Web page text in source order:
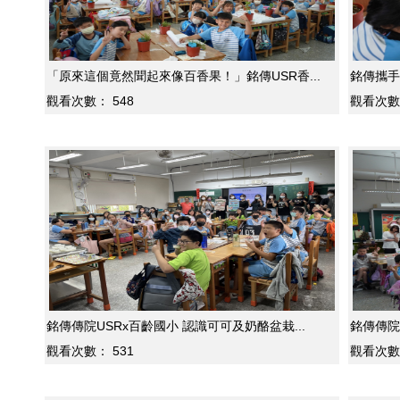
「原來這個竟然聞起來像百香果！」銘傳USR香...
觀看次數：
548
銘傳攜
觀看次
銘傳傳院USRx百齡國小 認識可可及奶酪盆栽...
觀看次數：
531
銘傳傳
觀看次